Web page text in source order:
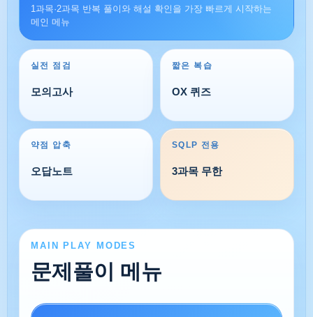
1과목·2과목 반복 풀이와 해설 확인을 가장 빠르게 시작하는
메인 메뉴
실전 점검
모의고사
짧은 복습
OX 퀴즈
약점 압축
오답노트
SQLP 전용
3과목 무한
MAIN PLAY MODES
문제풀이 메뉴